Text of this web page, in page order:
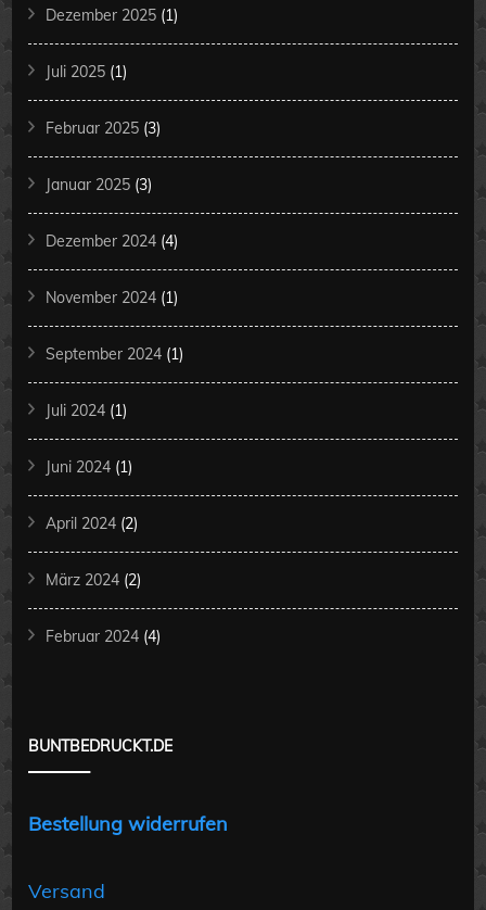
Dezember 2025 (1)
Juli 2025 (1)
Februar 2025 (3)
Januar 2025 (3)
Dezember 2024 (4)
November 2024 (1)
September 2024 (1)
Juli 2024 (1)
Juni 2024 (1)
April 2024 (2)
März 2024 (2)
Februar 2024 (4)
BUNTBEDRUCKT.DE
Bestellung widerrufen
Versand